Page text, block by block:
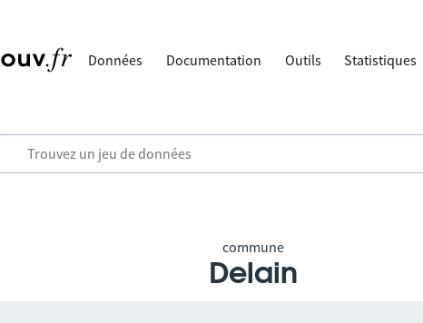
Données Documentation Outils Statistiques
commune
Delain